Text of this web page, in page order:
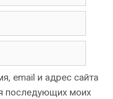
email и адрес сайта
последующих моих